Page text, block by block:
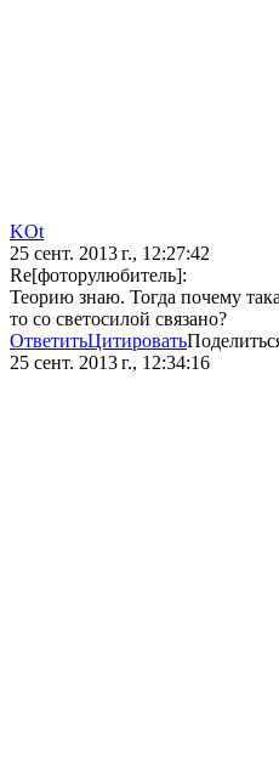
KOt
25 сент. 2013 г., 12:27:42
Re[фоторулюбитель]:
Теорию знаю. Тогда почему
то со светосилой связано?
ОтветитьЦитировать
25 сент. 2013 г., 12:34:16